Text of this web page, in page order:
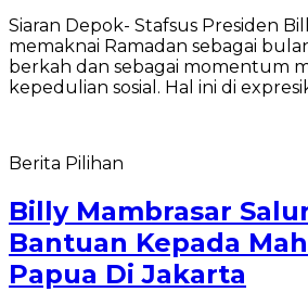
Siaran Depok- Stafsus Presiden
memaknai Ramadan sebagai
berkah dan sebagai momentum
kepedulian sosial. Hal ini di
Berita Pilihan
Billy Mambrasar
Bantuan Kepada
Papua Di Jakarta